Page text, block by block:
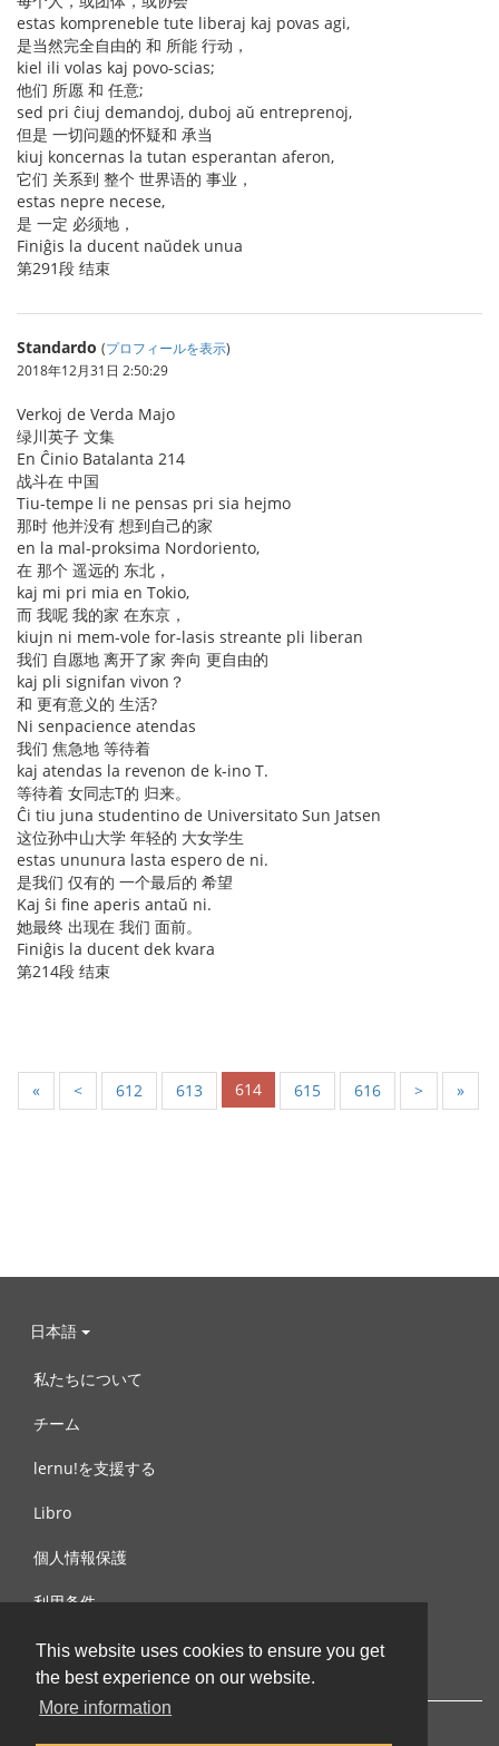
This website uses cookies to ensure you get
the best experience on our website.
More information
estas kompreneble tute liberaj kaj povas agi,
是当然完全自由的 和 所能 行动，
kiel ili volas kaj povo-scias;
他们 所愿 和 任意;
sed pri ĉiuj demandoj, duboj aŭ entreprenoj,
但是 一切问题的怀疑和 承当
kiuj koncernas la tutan esperantan aferon,
它们 关系到 整个 世界语的 事业，
estas nepre necese,
是 一定 必须地，
Finiĝis la ducent naŭdek unua
第291段 结束
Standardo (プロフィールを表示)
2018年12月31日 2:50:29
Verkoj de Verda Majo
绿川英子 文集
En Ĉinio Batalanta 214
战斗在 中国
Tiu-tempe li ne pensas pri sia hejmo
那时 他并没有 想到自己的家
en la mal-proksima Nordoriento,
在 那个 遥远的 东北，
kaj mi pri mia en Tokio,
而 我呢 我的家 在东京，
kiujn ni mem-vole for-lasis streante pli liberan
我们 自愿地 离开了家 奔向 更自由的
kaj pli signifan vivon？
和 更有意义的 生活?
Ni senpacience atendas
我们 焦急地 等待着
kaj atendas la revenon de k-ino T.
等待着 女同志T的 归来。
Ĉi tiu juna studentino de Universitato Sun Jatsen
这位孙中山大学 年轻的 大女学生
estas ununura lasta espero de ni.
是我们 仅有的 一个最后的 希望
Kaj ŝi fine aperis antaŭ ni.
她最终 出现在 我们 面前。
Finiĝis la ducent dek kvara
第214段 结束
« < 612 613 614 615 616 > »
日本語
私たちについて
チーム
lernu!を支援する
Libro
個人情報保護
利用条件
お問合せ